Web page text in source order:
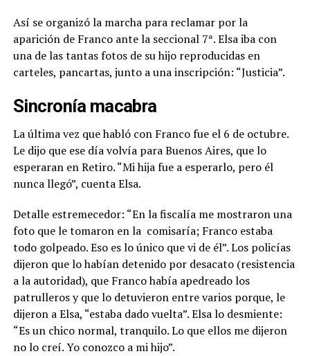
Así se organizó la marcha para reclamar por la
aparición de Franco ante la seccional 7ª. Elsa iba con
una de las tantas fotos de su hijo reproducidas en
carteles, pancartas, junto a una inscripción: “Justicia”.
Sincronía macabra
La última vez que habló con Franco fue el 6 de octubre.
Le dijo que ese día volvía para Buenos Aires, que lo
esperaran en Retiro. “Mi hija fue a esperarlo, pero él
nunca llegó”, cuenta Elsa.
Detalle estremecedor: “En la fiscalía me mostraron una
foto que le tomaron en la comisaría; Franco estaba
todo golpeado.Eso es lo único que vi de él”. Los policías
dijeron que lo habían detenido por desacato (resistencia
a la autoridad), que Franco había apedreado los
patrulleros y que lo detuvieron entre varios porque, le
dijeron a Elsa, “estaba dado vuelta”. Elsa lo desmiente:
“Es un chico normal, tranquilo. Lo que ellos me dijeron
no lo creí. Yo conozco a mi hijo”.